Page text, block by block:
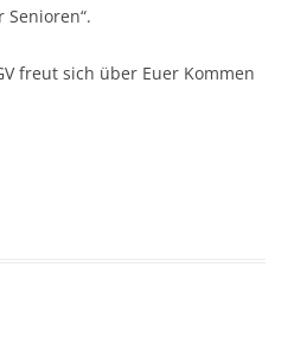
freut sich über Euer Kommen